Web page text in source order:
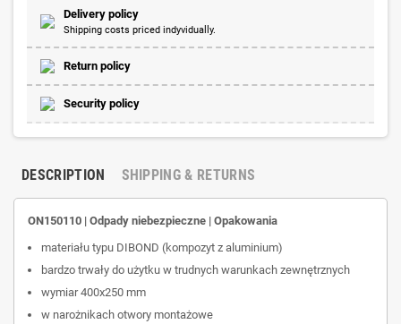
Delivery policy
Shipping costs priced indyvidually.
Return policy
Security policy
DESCRIPTION SHIPPING & RETURNS
ON150110 | Odpady niebezpieczne | Opakowania
materiału typu DIBOND (kompozyt z aluminium)
bardzo trwały do użytku w trudnych warunkach zewnętrznych
wymiar 400x250 mm
w narożnikach otwory montażowe